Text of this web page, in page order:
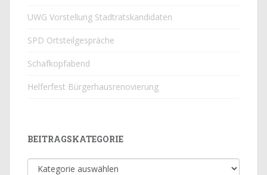
UWG Vorstellung Stadtratskandidaten
SPD Ortsteilgespräche
Schafkopfabend
Helferfest Bürgerhausrenovierung
BEITRAGSKATEGORIE
Beitragskategorie